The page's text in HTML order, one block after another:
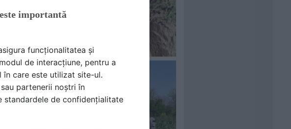
importantă
funcționalitatea și
de interacțiune, pentru a
care este utilizat site-ul.
partenerii noștri în
de confidențialitate